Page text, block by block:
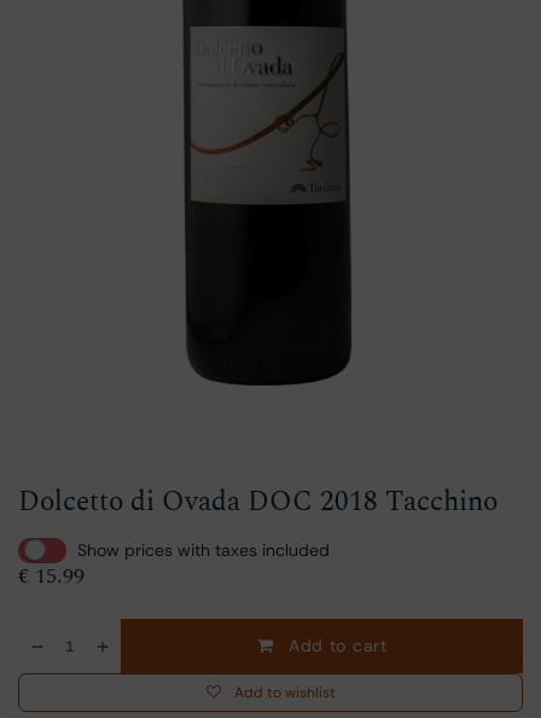
Dolcetto di Ovada DOC 2018 Tacchino
Show prices with taxes included
€ 15.99
Add to cart
Add to wishlist